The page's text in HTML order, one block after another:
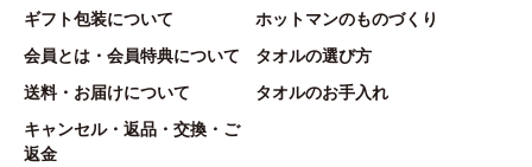
ギフト包装について
会員とは・会員特典について
送料・お届けについて
キャンセル・返品・交換・ご
返金
ホットマンのものづくり
タオルの選び方
タオルのお手入れ